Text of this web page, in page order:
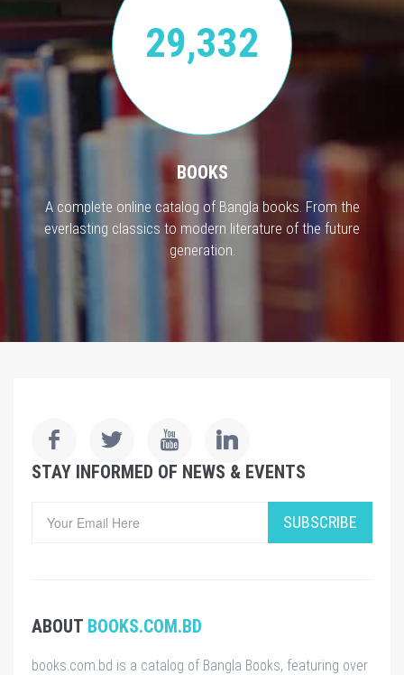
29,332
BOOKS
A complete online catalog of Bangla books. From the
everlasting classics to modern literature of the future
generation.
STAY INFORMED OF NEWS & EVENTS
SUBSCRIBE
ABOUT BOOKS.COM.BD
books.com.bd is a catalog of Bangla Books, featuring over